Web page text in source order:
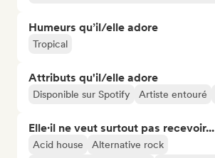
Humeurs qu’il/elle adore
Tropical
Attributs qu'il/elle adore
Disponible sur Spotify Artiste entouré
Elle·il ne veut surtout pas recevoir...
Acid house
Alternative rock